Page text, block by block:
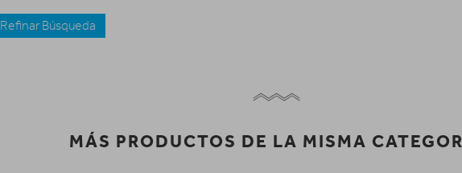
Refinar Búsqueda
MÁS PRODUCTOS DE LA MISMA